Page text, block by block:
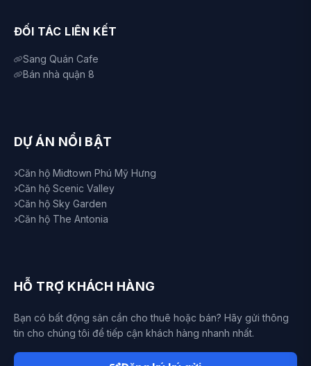
ĐỐI TÁC LIÊN KẾT
Sang Quán Cafe
Bán nhà quận 8
DỰ ÁN NỔI BẬT
Căn hộ Midtown Phú Mỹ Hưng
Căn hộ Scenic Valley
Căn hộ Sky Garden
Căn hộ The Antonia
HỖ TRỢ KHÁCH HÀNG
Bạn có bất động sản cần cho thuê hoặc bán? Hãy gửi thông
tin cho chúng tôi để tiếp cận khách hàng nhanh nhất.